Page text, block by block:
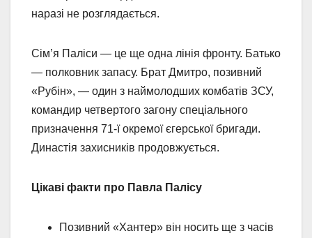
наразі не розглядається.
Сім’я Паліси — це ще одна лінія фронту. Батько
— полковник запасу. Брат Дмитро, позивний
«Рубін», — один з наймолодших комбатів ЗСУ,
командир четвертого загону спеціального
призначення 71-ї окремої єгерської бригади.
Династія захисників продовжується.
Цікаві факти про Павла Палісу
Позивний «Хантер» він носить ще з часів